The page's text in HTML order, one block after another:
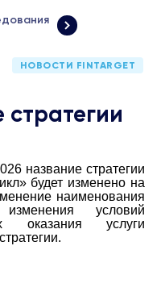
НОВОСТИ FINTARGET
название стратегии
будет изменено на
наименования
условий
оказания услуги